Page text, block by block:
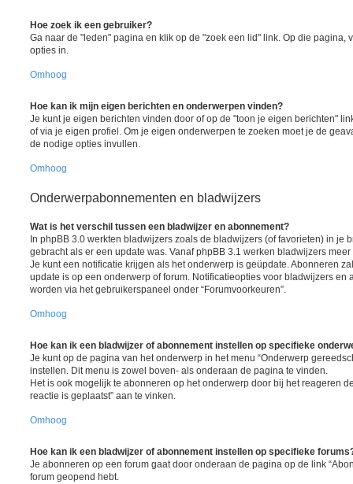
Hoe zoek ik een gebruiker?
Ga naar de "leden" pagina en klik op de "zoek een lid" link. Op die pagina,
opties in.
Omhoog
Hoe kan ik mijn eigen berichten en onderwerpen vinden?
Je kunt je eigen berichten vinden door of op de "toon je eigen berichten"
of via je eigen profiel. Om je eigen onderwerpen te zoeken moet je de
de nodige opties invullen.
Omhoog
Onderwerpabonnementen en bladwijzers
Wat is het verschil tussen een bladwijzer en abonnement?
In phpBB 3.0 werkten bladwijzers zoals de bladwijzers (of favorieten) in je
gebracht als er een update was. Vanaf phpBB 3.1 werken bladwijzers
Je kunt een notificatie krijgen als het onderwerp is geüpdate. Abonneren
update is op een onderwerp of forum. Notificatieopties voor bladwijzers en
worden via het gebruikerspaneel onder “Forumvoorkeuren”.
Omhoog
Hoe kan ik een bladwijzer of abonnement instellen op specifieke
Je kunt op de pagina van het onderwerp in het menu “Onderwerp
instellen. Dit menu is zowel boven- als onderaan de pagina te vinden.
Het is ook mogelijk te abonneren op het onderwerp door bij het reageren
reactie is geplaatst” aan te vinken.
Omhoog
Hoe kan ik een bladwijzer of abonnement instellen op specifieke
Je abonneren op een forum gaat door onderaan de pagina op de link
forum geopend hebt.